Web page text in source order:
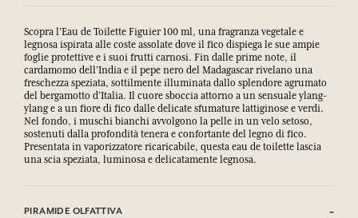
Scopra l’Eau de Toilette Figuier 100 ml, una fragranza vegetale e
legnosa ispirata alle coste assolate dove il fico dispiega le sue ampie
foglie protettive e i suoi frutti carnosi. Fin dalle prime note, il
cardamomo dell’India e il pepe nero del Madagascar rivelano una
freschezza speziata, sottilmente illuminata dallo splendore agrumato
del bergamotto d’Italia. Il cuore sboccia attorno a un sensuale ylang-
ylang e a un fiore di fico dalle delicate sfumature lattiginose e verdi.
Nel fondo, i muschi bianchi avvolgono la pelle in un velo setoso,
sostenuti dalla profondità tenera e confortante del legno di fico.
Presentata in vaporizzatore ricaricabile, questa eau de toilette lascia
una scia speziata, luminosa e delicatamente legnosa.
PIRAMIDE OLFATTIVA